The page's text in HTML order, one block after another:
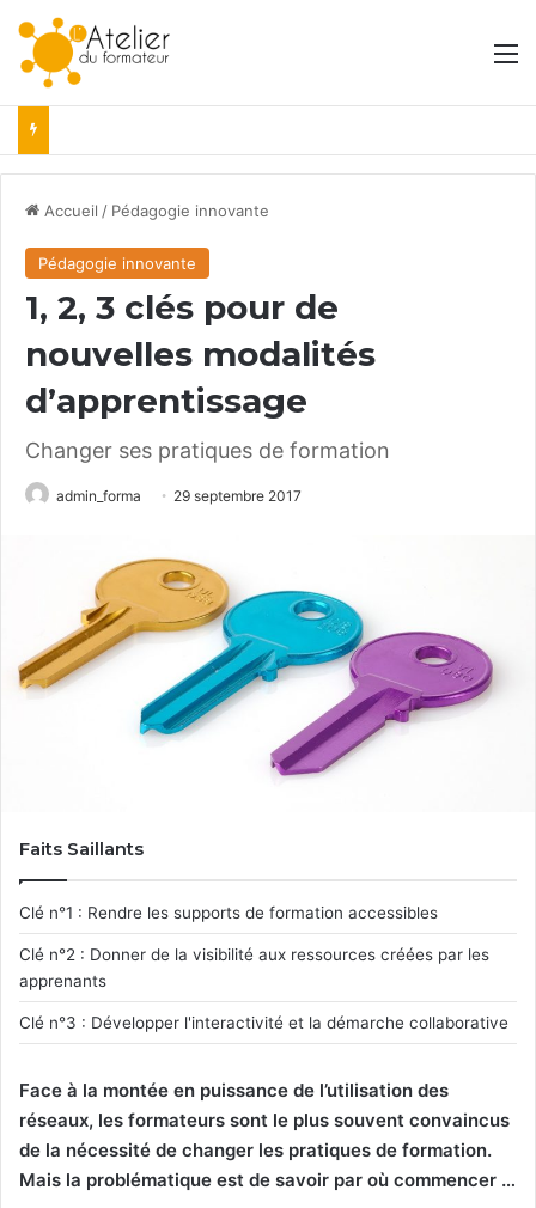
Accueil / Pédagogie innovante
Pédagogie innovante
1, 2, 3 clés pour de
nouvelles modalités
d’apprentissage
Changer ses pratiques de formation
admin_forma 29 septembre 2017
Faits Saillants
Clé n°1 : Rendre les supports de formation accessibles
Clé n°2 : Donner de la visibilité aux ressources créées par les
apprenants
Clé n°3 : Développer l'interactivité et la démarche collaborative
Face à la montée en puissance de l’utilisation des
réseaux, les formateurs sont le plus souvent convaincus
de la nécessité de changer les pratiques de formation.
Mais la problématique est de savoir par où commencer …